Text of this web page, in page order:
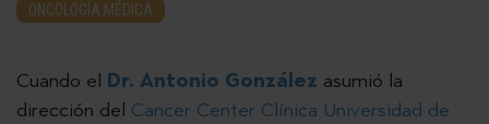
ONCOLOGÍA MÉDICA
Cuando el Dr. Antonio González asumió la
dirección del Cancer Center Clínica Universidad de